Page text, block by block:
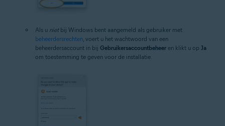
Als u nietbij Windows bent aangemeld als gebruiker met
beheerdersrechten, voert u het wachtwoord van een
beheerdersaccount in bij Gebruikersaccountbeheer en klikt u op Ja
om toestemming te geven voor de installatie.